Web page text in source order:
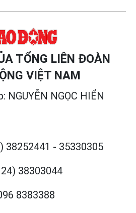
TỔNG LIÊN ĐOÀN
VIỆT NAM
NGUYỄN NGỌC HIỂN
38252441 - 35330305
38303044
8383388